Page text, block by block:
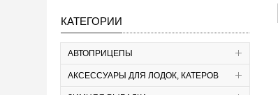
КАТЕГОРИИ
АВТОПРИЦЕПЫ
АКСЕССУАРЫ ДЛЯ ЛОДОК, КАТЕРОВ